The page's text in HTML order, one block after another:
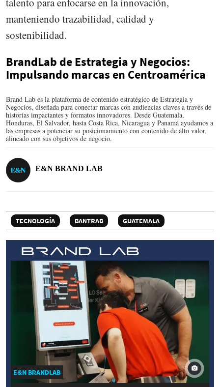
manteniendo trazabilidad, calidad y
sostenibilidad.
BrandLab de Estrategia y Negocios:
Impulsando marcas en Centroamérica
Brand Lab es la plataforma de contenido estratégico de Estrategia y
Negocios, diseñada para conectar marcas con audiencias claves a través de
historias impactantes y formatos innovadores. Desde Guatemala,
Honduras, El Salvador, hasta Costa Rica, Nicaragua y Panamá ayudamos a
las empresas a potenciar su posicionamiento con contenido de alto valor,
alineado con sus objetivos de negocio.
E&N BRAND LAB
TECNOLOGÍA BANTRAB GUATEMALA
E&N BRANDLAB